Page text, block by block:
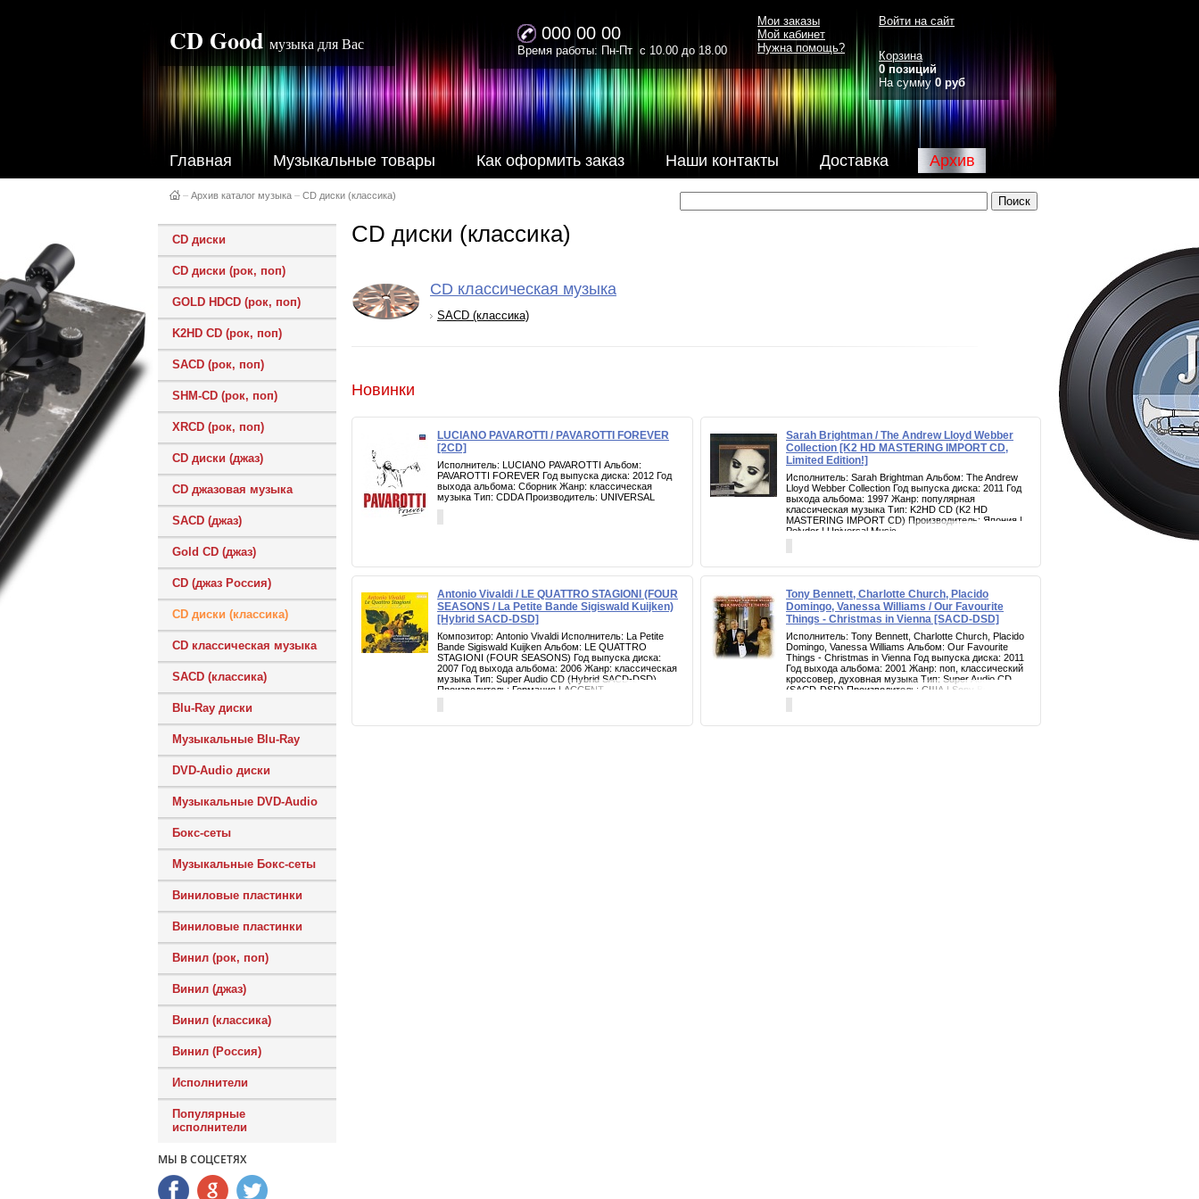
CD Good музыка для Вас
000 00 00
Время работы: Пн-Пт с 10.00 до 18.00
Главная Музыкальные товары Как оформить заказ Наши контакты Доставка Архив
Мои заказы
Мой кабинет
Нужна помощь?
Войти на сайт
Корзина
0 позиций
На сумму 0 руб
– Архив каталог музыка – CD диски (классика)
CD диски
CD диски (рок, поп)
GOLD HDCD (рок, поп)
K2HD CD (рок, поп)
SACD (рок, поп)
SHM-CD (рок, поп)
XRCD (рок, поп)
CD диски (джаз)
CD джазовая музыка
SACD (джаз)
Gold CD (джаз)
CD (джаз Россия)
CD диски (классика)
CD классическая музыка
SACD (классика)
Blu-Ray диски
Музыкальные Blu-Ray
DVD-Audio диски
Музыкальные DVD-Audio
Бокс-сеты
Музыкальные Бокс-сеты
Виниловые пластинки
Виниловые пластинки
Винил (рок, поп)
Винил (джаз)
Винил (классика)
Винил (Россия)
Исполнители
Популярные
исполнители
МЫ В СОЦСЕТЯХ
CD диски (классика)
CD классическая музыка
SACD (классика)
Новинки
LUCIANO PAVAROTTI / PAVAROTTI FOREVER
[2CD]
Исполнитель: LUCIANO PAVAROTTI Альбом:
PAVAROTTI FOREVER Год выпуска диска: 2012 Год
выхода альбома: Сборник Жанр: классическая
музыка Тип: CDDA Производитель: UNIVERSAL
Sarah Brightman / The Andrew Lloyd Webber
Collection [K2 HD MASTERING IMPORT CD,
Limited Edition!]
Исполнитель: Sarah Brightman Альбом: The Andrew
Lloyd Webber Collection Год выпуска диска: 2011 Год
выхода альбома: 1997 Жанр: популярная
классическая музыка Тип: K2HD CD (K2 HD
MASTERING IMPORT CD) Производитель: Япония |
Polydor | Universal Music
Antonio Vivaldi / LE QUATTRO STAGIONI (FOUR
SEASONS / La Petite Bande Sigiswald Kuijken)
[Hybrid SACD-DSD]
Композитор: Antonio Vivaldi Исполнитель: La Petite
Bande Sigiswald Kuijken Альбом: LE QUATTRO
STAGIONI (FOUR SEASONS) Год выпуска диска:
2007 Год выхода альбома: 2006 Жанр: классическая
музыка Тип: Super Audio CD (Hybrid SACD-DSD)
Производитель: Германия | ACCENT
Tony Bennett, Charlotte Church, Placido
Domingo, Vanessa Williams / Our Favourite
Things - Christmas in Vienna [SACD-DSD]
Исполнитель: Tony Bennett, Charlotte Church, Placido
Domingo, Vanessa Williams Альбом: Our Favourite
Things - Christmas in Vienna Год выпуска диска: 2011
Год выхода альбома: 2001 Жанр: поп, классический
кроссовер, духовная музыка Тип: Super Audio CD
(SACD-DSD) Производитель: США | Sony Внимание,
для воспроизведения данного компакт диска
требуется проигрыватель, поддерживающий формат